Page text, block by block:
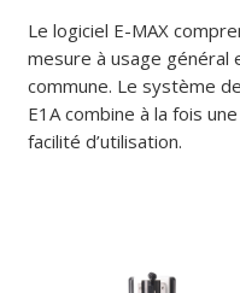
Le logiciel E-MAX
mesure à usage général
commune. Le système
E1A combine à la fois
facilité d’utilisation.